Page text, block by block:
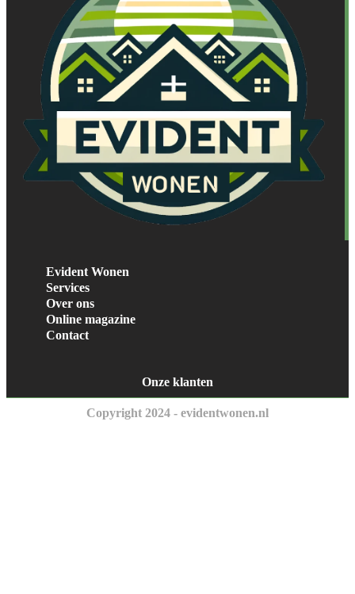
Evident Wonen
Services
Over ons
Online magazine
Contact
Onze klanten
Copyright 2024 - evidentwonen.nl